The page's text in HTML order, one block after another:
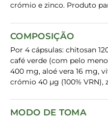
crómio e zinco. Produto
COMPOSIÇÃO
Por 4 cápsulas: chitosan
café verde (com pelo
400 mg, aloé vera 16 mg,
crómio 40 µg (100% VRN),
MODO DE TOMA